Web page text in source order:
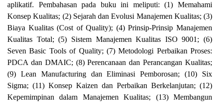
aplikatif. Pembahasan pada buku ini meliputi: (1) Memahami
Konsep Kualitas; (2) Sejarah dan Evolusi Manajemen Kualitas; (3)
Biaya Kualitas (Cost of Quality); (4) Prinsip-Prinsip Manajemen
Kualitas Total; (5) Sistem Manajemen Kualitas ISO 9001; (6)
Seven Basic Tools of Quality; (7) Metodologi Perbaikan Proses:
PDCA dan DMAIC; (8) Perencanaan dan Perancangan Kualitas;
(9) Lean Manufacturing dan Eliminasi Pemborosan; (10) Six
Sigma; (11) Konsep Kaizen dan Perbaikan Berkelanjutan; (12)
Kepemimpinan dalam Manajemen Kualitas; (13) Membangun